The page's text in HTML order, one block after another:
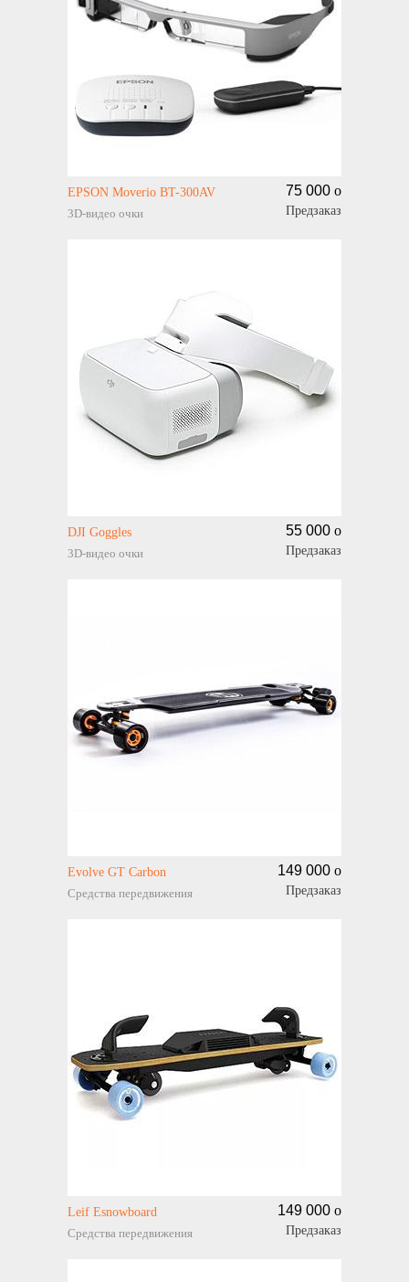
EPSON Moverio BT-300AV
3D-видео очки
75 000 o
Предзаказ
DJI Goggles
3D-видео очки
55 000 o
Предзаказ
Evolve GT Carbon
Средства передвижения
149 000 o
Предзаказ
Leif Esnowboard
Средства передвижения
149 000 o
Предзаказ